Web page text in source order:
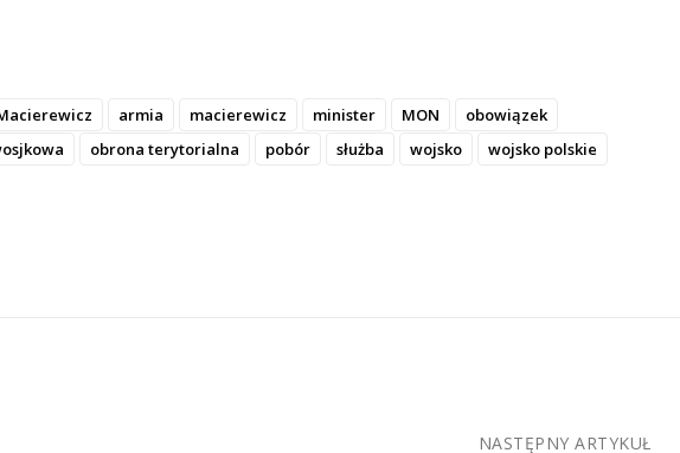
armia macierewicz minister MON
obowiązek
obrona terytorialna pobór służba wojsko wojsko polskie
NASTĘPNY ARTYKUŁ